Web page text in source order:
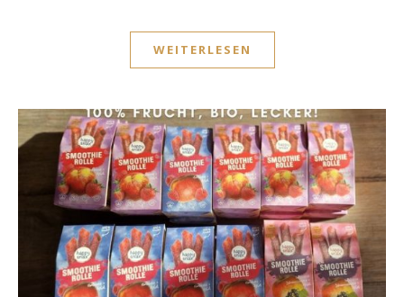
WEITERLESEN